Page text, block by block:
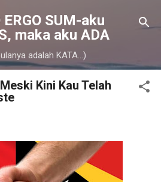
to main content
ERGO SUM-aku
maka aku ADA
adalah KATA...)
Kini Kau Telah